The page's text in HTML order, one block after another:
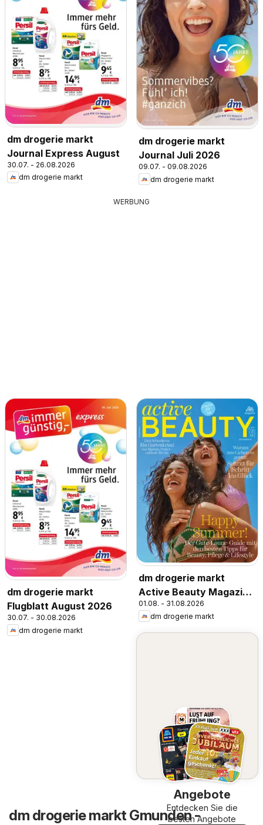
dm drogerie markt
Journal Express August
30.07. - 26.08.2026
dm drogerie markt
dm drogerie markt
Journal Juli 2026
09.07. - 09.08.2026
dm drogerie markt
WERBUNG
dm drogerie markt
Flugblatt August 2026
30.07. - 30.08.2026
dm drogerie markt
dm drogerie markt
Active Beauty Magazin
07,08/2026
01.08. - 31.08.2026
dm drogerie markt
Angebote
Entdecken Sie die
besten Angebote
dm drogerie markt Gmunden -